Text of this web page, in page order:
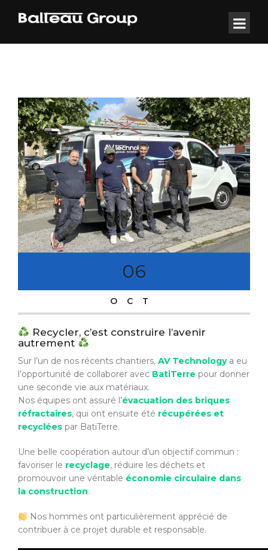
06
OCT
Recycler, c’est construire l’avenir
autrement
Sur l’un de nos récents chantiers, AV Technologya eu
l’opportunité de collaborer avec BatiTerre pour donner
une seconde vie aux matériaux.
Nos équipes ont assuré l’évacuation des briques
réfractaires, qui ont ensuite été récupérées et
recyclées par BatiTerre.
Une belle coopération autour d’un objectif commun :
favoriser le recyclage, réduire les déchets et
promouvoir une véritable économie circulaire dans
la construction.
Nos hommes ont particulièrement apprécié de
contribuer à ce projet durable et responsable.